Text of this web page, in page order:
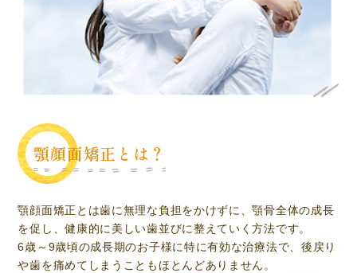
顎顔面矯正とは？
顎顔面矯正とは歯に無理な負担をかけずに、顎骨全体の成長
を促し、健康的に美しい歯並びに整えていく方法です。
6歳～9歳頃の成長期のお子様に特に有効な治療法で、後戻り
や歯を痛めてしまうこともほとんどありません。